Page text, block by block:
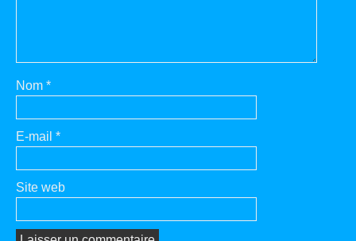
Nom *
E-mail *
Site web